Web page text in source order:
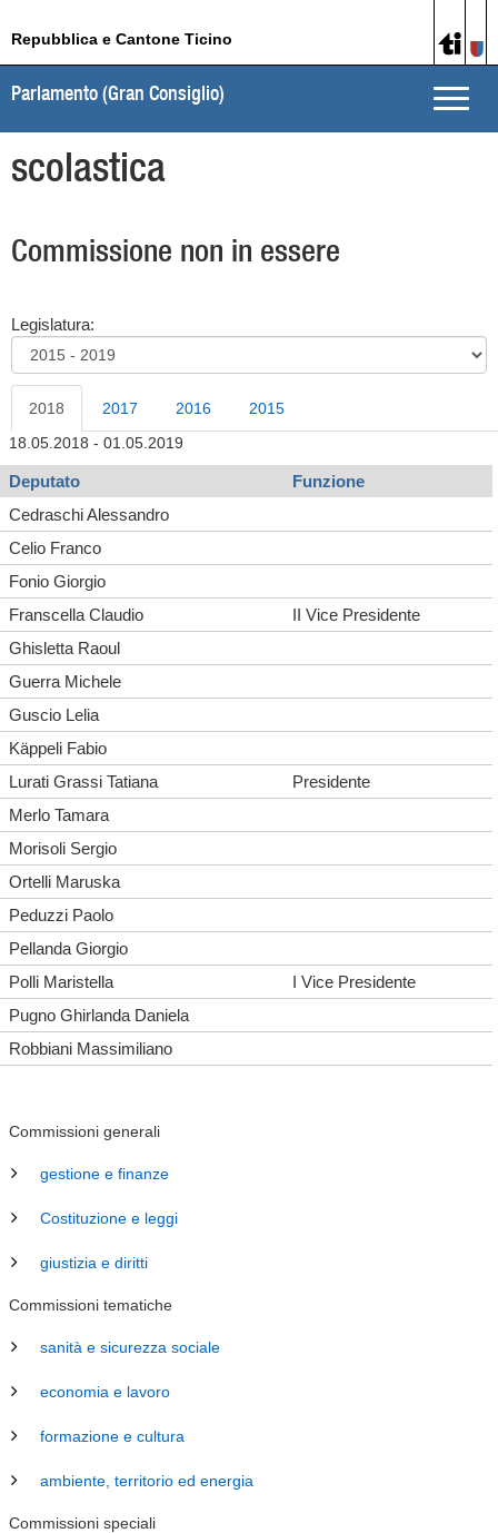
Repubblica e Cantone Ticino
Toggle
Parlamento (Gran Consiglio)
scolastica
Commissione non in essere
Legislatura:
2018 2017 2016
2015
18.05.2018 - 01.05.2019
Deputato
Funzione
Cedraschi Alessandro
Celio Franco
Fonio Giorgio
Franscella Claudio
II Vice Presidente
Ghisletta Raoul
Guerra Michele
Guscio Lelia
Käppeli Fabio
Lurati Grassi Tatiana
Presidente
Merlo Tamara
Morisoli Sergio
Ortelli Maruska
Peduzzi Paolo
Pellanda Giorgio
Polli Maristella
I Vice Presidente
Pugno Ghirlanda Daniela
Robbiani Massimiliano
Commissioni generali
gestione e finanze
Costituzione e leggi
giustizia e diritti
Commissioni tematiche
sanità e sicurezza sociale
economia e lavoro
formazione e cultura
ambiente, territorio ed energia
Commissioni speciali